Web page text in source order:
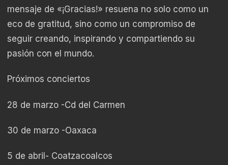
mensaje de «¡Gracias!» resuena no solo como un
eco de gratitud, sino como un compromiso de
seguir creando, inspirando y compartiendo su
pasión con el mundo.
Próximos conciertos
28 de marzo -Cd del Carmen
30 de marzo -Oaxaca
5 de abril- Coatzacoalcos